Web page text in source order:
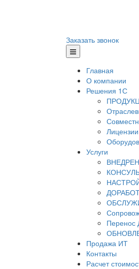
Заказать звонок
Главная
О компании
Решения 1С
Услуги
Перенос
Продажа ИТ
Контакты
Расчет